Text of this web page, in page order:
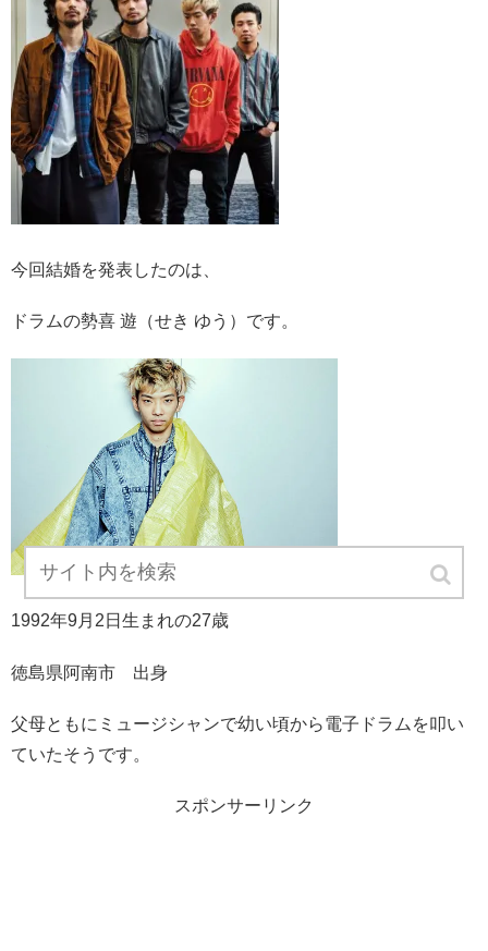
今回結婚を発表したのは、
ドラムの勢喜 遊（せき ゆう）です。
1992年9月2日生まれの27歳
徳島県阿南市 出身
父母ともにミュージシャンで幼い頃から電子ドラムを叩い
ていたそうです。
スポンサーリンク